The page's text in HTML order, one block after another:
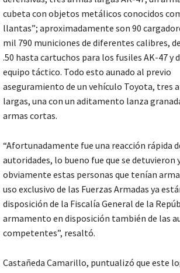
cubeta con objetos metálicos conocidos
llantas”; aproximadamente son 90
mil 790 municiones de diferentes calibres,
.50 hasta cartuchos para los fusiles AK-47 y
equipo táctico. Todo esto aunado al previo
aseguramiento de un vehículo Toyota, tres
largas, una con un aditamento lanza
armas cortas.
“Afortunadamente fue una reacción rápida
autoridades, lo bueno fue que se detuvieron
obviamente estas personas que tenían
uso exclusivo de las Fuerzas Armadas ya
disposición de la Fiscalía General de la
armamento en disposición también de las
competentes”, resaltó.
Castañeda Camarillo, puntualizó que este